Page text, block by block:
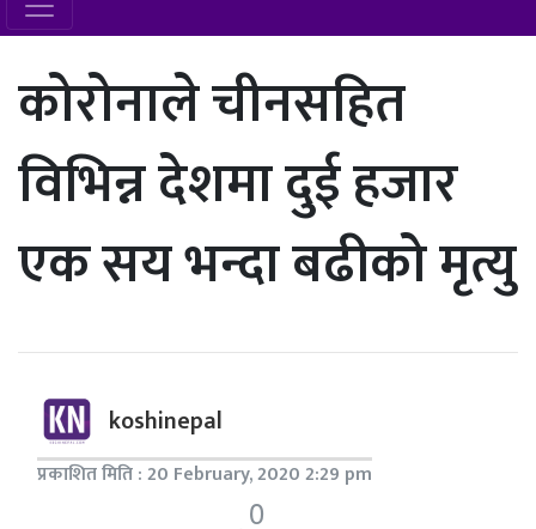
कोरोनाले चीनसहित
विभिन्न देशमा दुई हजार
एक सय भन्दा बढीको मृत्यु
koshinepal
प्रकाशित मिति : 20 February, 2020 2:29 pm
0